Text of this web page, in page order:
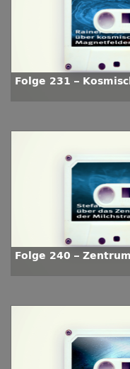
Folge 231 –
Folge 240 –